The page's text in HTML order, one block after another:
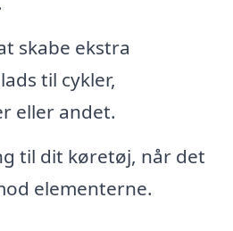
skabe ekstra
til cykler,
eller andet.
til dit køretøj, når det
elementerne.